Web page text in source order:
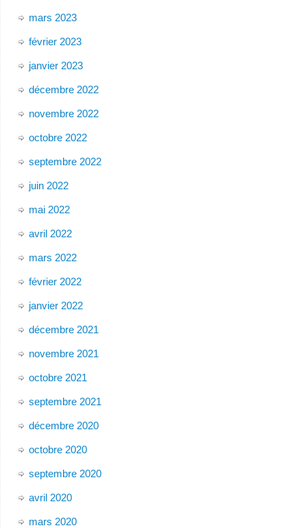
mars 2023
février 2023
janvier 2023
décembre 2022
novembre 2022
octobre 2022
septembre 2022
juin 2022
mai 2022
avril 2022
mars 2022
février 2022
janvier 2022
décembre 2021
novembre 2021
octobre 2021
septembre 2021
décembre 2020
octobre 2020
septembre 2020
avril 2020
mars 2020